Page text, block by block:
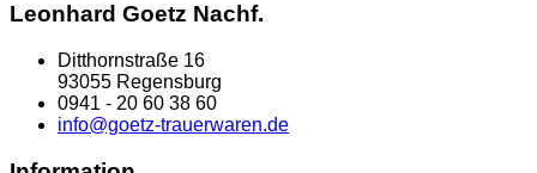
Leonhard Goetz Nachf.
Ditthornstraße 16
93055 Regensburg
0941 - 20 60 38 60
info@goetz-trauerwaren.de